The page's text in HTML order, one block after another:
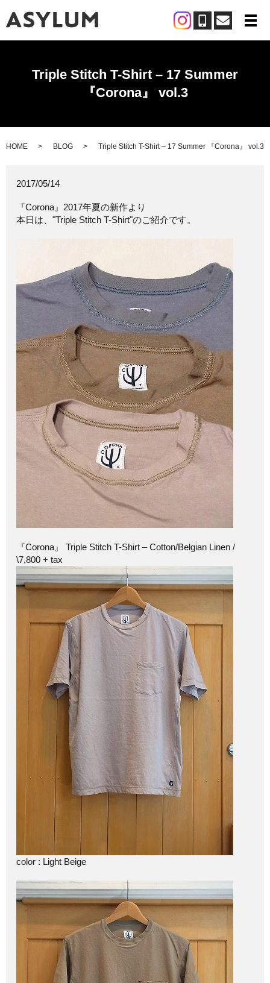
メ
Triple Stitch T-Shirt – 17 Summer
『Corona』 vol.3
HOME BLOG Triple Stitch T-Shirt – 17 Summer 『Corona』 vol.3
2017/05/14
『Corona』2017年夏の新作より
本日は、"Triple Stitch T-Shirt"のご紹介です。
『Corona』 Triple Stitch T-Shirt – Cotton/Belgian Linen /
\7,800 + tax
color : Light Beige